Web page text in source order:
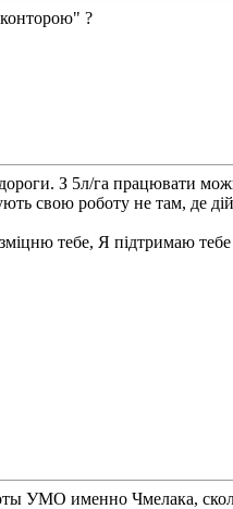
?
З 5л/га працювати
свою роботу не там, де
тебе, Я підтримаю
УМО именно Чмелака,